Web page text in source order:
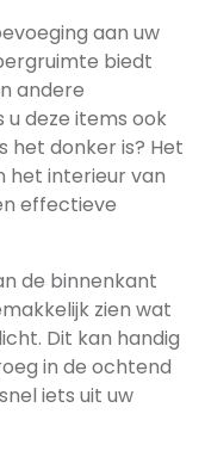
aan uw
biedt
andere
u deze items ook
het donker is? Het
het interieur van
effectieve
de binnenkant
zien wat
Dit kan handig
in de ochtend
iets uit uw